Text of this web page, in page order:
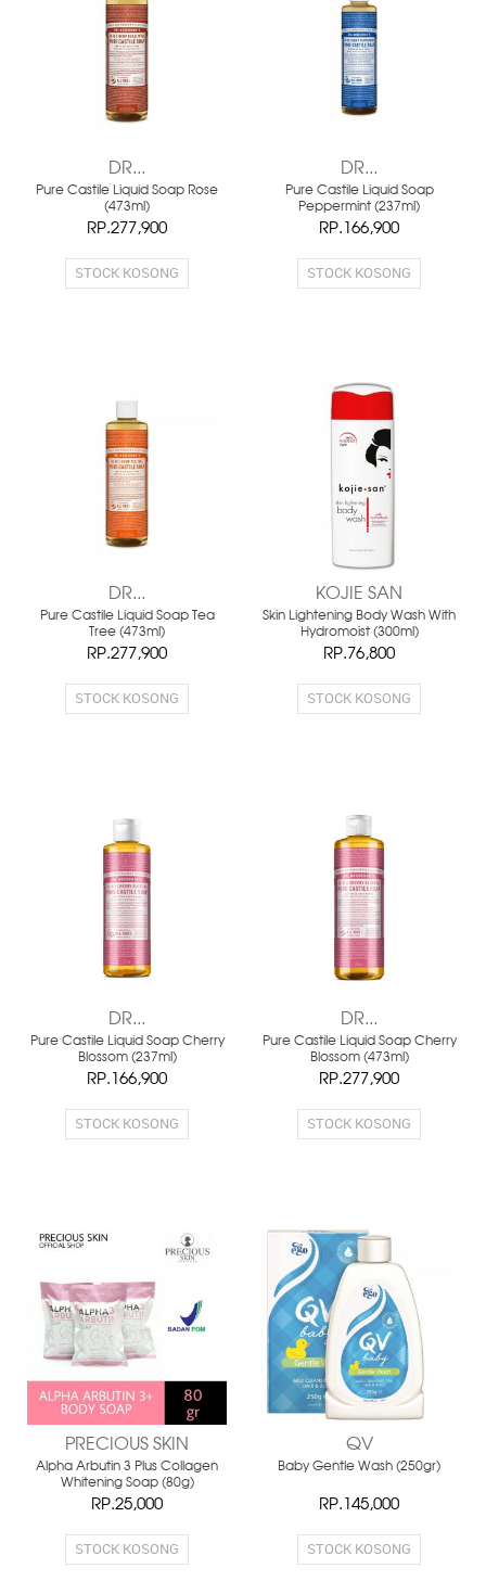
DR...
Pure Castile Liquid Soap Rose
(473ml)
RP.277,900
STOCK KOSONG
DR...
Pure Castile Liquid Soap
Peppermint (237ml)
RP.166,900
STOCK KOSONG
DR...
Pure Castile Liquid Soap Tea
Tree (473ml)
RP.277,900
STOCK KOSONG
KOJIE SAN
Skin Lightening Body Wash With
Hydromoist (300ml)
RP.76,800
STOCK KOSONG
DR...
Pure Castile Liquid Soap Cherry
Blossom (237ml)
RP.166,900
STOCK KOSONG
DR...
Pure Castile Liquid Soap Cherry
Blossom (473ml)
RP.277,900
STOCK KOSONG
PRECIOUS SKIN
Alpha Arbutin 3 Plus Collagen
Whitening Soap (80g)
RP.25,000
STOCK KOSONG
QV
Baby Gentle Wash (250gr)
RP.145,000
STOCK KOSONG